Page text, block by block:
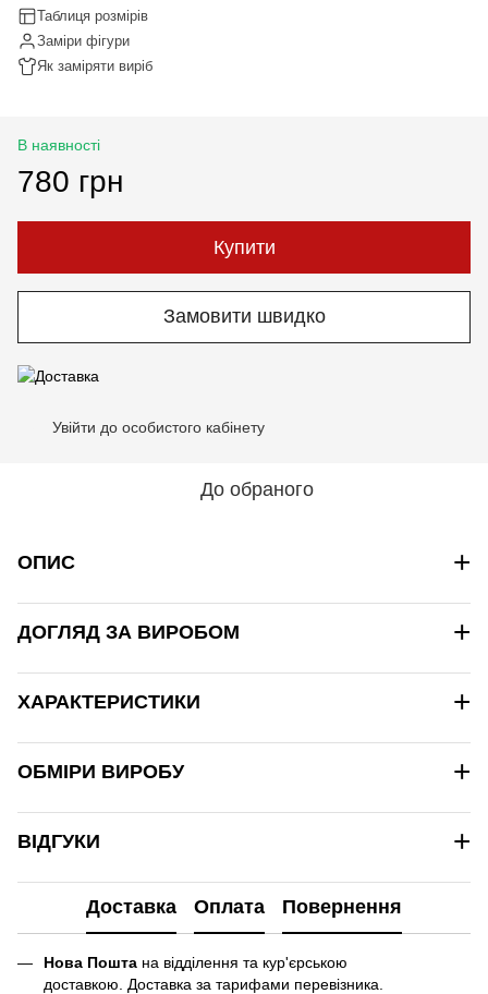
Таблиця розмірів
Заміри фігури
Як заміряти виріб
В наявності
780 грн
Купити
Замовити швидко
Увійти до особистого кабінету
До обраного
ОПИС +
ДОГЛЯД ЗА ВИРОБОМ +
ХАРАКТЕРИСТИКИ +
ОБМІРИ ВИРОБУ +
ВІДГУКИ +
Доставка Оплата Повернення
Нова Пошта на відділення та кур'єрською
доставкою. Доставка за тарифами перевізника.